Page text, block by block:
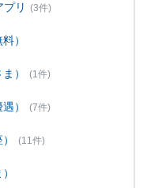
リ (3件)
）
） (1件)
） (7件)
(11件)